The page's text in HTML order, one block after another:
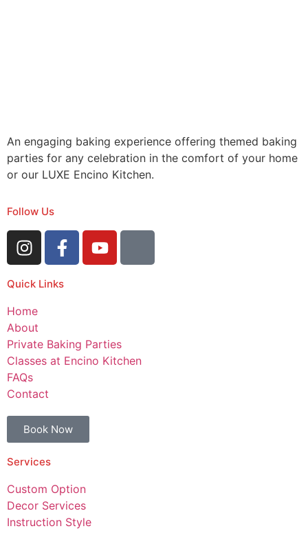
An engaging baking experience offering themed baking
parties for any celebration in the comfort of your home
or our LUXE Encino Kitchen.
Follow Us
Quick Links
Home
About
Private Baking Parties
Classes at Encino Kitchen
FAQs
Contact
Book Now
Services
Custom Option
Decor Services
Instruction Style